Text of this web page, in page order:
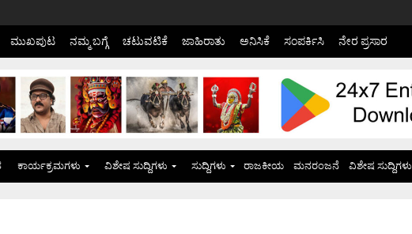
ಮುಖಪುಟ ನಮ್ಮ ಬಗ್ಗೆ ಚಟುವಟಿಕೆ ಜಾಹಿರಾತು ಅನಿಸಿಕೆ ಸಂಪರ್ಕಿಸಿ ನೇರ ಪ್ರಸಾರ
ಕಾರ್ಯಕ್ರಮಗಳು ವಿಶೇಷ ಸುದ್ದಿಗಳು ಸುದ್ದಿಗಳು ರಾಜಕೀಯ ಮನರಂಜನೆ ವಿಶೇಷ ಸುದ್ದಿಗಳು